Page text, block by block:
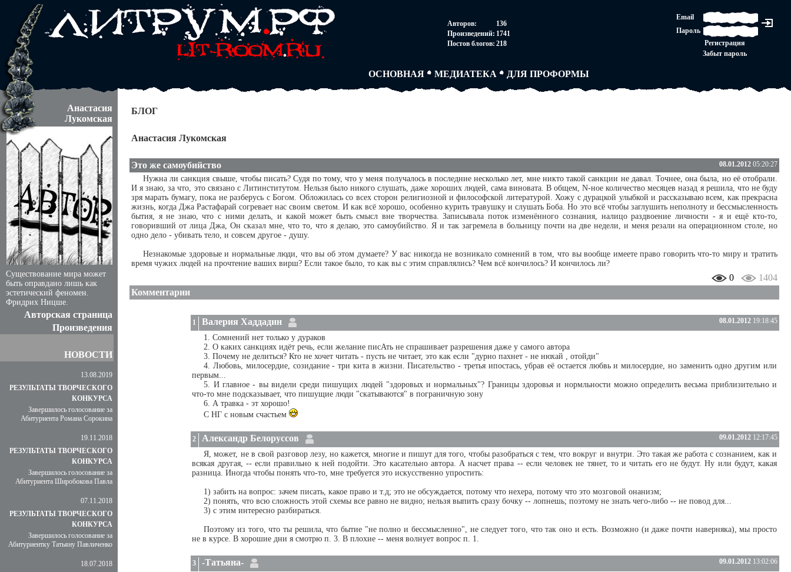
Авторов:
136
Произведений: 1741
Постов блогов: 218
Email
Пароль
Регистрация
Забыт пароль
ОСНОВНАЯ МЕДИАТЕКА
ПАРТНЕРСТВО
ТВОРЧЕСКИЕ ГРУППЫ
ДЛЯ ПРОФОРМЫ
АВТОРСКОЕ ПРАВО
Анастасия
Лукомская
Существование мира может
быть оправдано лишь как
эстетический феномен.
Фридрих Ницше.
Авторская страница
Произведения
НОВОСТИ
13.08.2019
РЕЗУЛЬТАТЫ ТВОРЧЕСКОГО
КОНКУРСА
Завершилось голосование за
Абитуриента Романа Сорокина
19.11.2018
РЕЗУЛЬТАТЫ ТВОРЧЕСКОГО
КОНКУРСА
Завершилось голосование за
Абитуриента Широбокова Павла
07.11.2018
РЕЗУЛЬТАТЫ ТВОРЧЕСКОГО
КОНКУРСА
Завершилось голосование за
Абитуриентку Татьяну Павличенко
18.07.2018
БЛОГ
Анастасия Лукомская
Это же самоубийство 08.01.2012 05:20:27
Нужна ли санкция свыше, чтобы писать? Судя по тому, что у меня получалось в последние несколько лет, мне никто такой санкции не давал. Точнее, она была, но её отобрали.
И я знаю, за что, это связано с Литинститутом. Нельзя было никого слушать, даже хороших людей, сама виновата. В общем, N-ное количество месяцев назад я решила, что не буду
зря марать бумагу, пока не разберусь с Богом. Обложилась со всех сторон религиозной и философской литературой. Хожу с дурацкой улыбкой и рассказываю всем, как прекрасна
жизнь, когда Джа Растафарай согревает нас своим светом. И как всё хорошо, особенно курить травушку и слушать Боба. Но это всё чтобы заглушить неполноту и бессмысленность
бытия, я не знаю, что с ними делать, и какой может быть смысл вне творчества. Записывала поток изменённого сознания, налицо раздвоение личности - я и ещё кто-то,
говоривший от лица Джа, Он сказал мне, что то, что я делаю, это самоубийство. Я и так загремела в больницу почти на две недели, и меня резали на операционном столе, но
одно дело - убивать тело, и совсем другое - душу.
Незнакомые здоровые и нормальные люди, что вы об этом думаете? У вас никогда не возникало сомнений в том, что вы вообще имеете право говорить что-то миру и тратить
время чужих людей на прочтение ваших вирш? Если такое было, то как вы с этим справлялись? Чем всё кончилось? И кончилось ли?
0
1404
Комментарии
1 Валерия Хаддадин 08.01.2012 19:18:45
1. Сомнений нет только у дураков
2. О каких санкциях идёт речь, если желание писАть не спрашивает разрешения даже у самого автора
3. Почему не делиться? Кто не хочет читать - пусть не читает, это как если "дурно пахнет - не нюхай , отойди"
4. Любовь, милосердие, созидание - три кита в жизни. Писательство - третья ипостась, убрав её остается любвь и милосердие, но заменить одно другим или
первым...
5. И главное - вы видели среди пишущих людей "здоровых и нормальных"? Границы здоровья и нормльности можно определить весьма приблизительно и
что-то мне подсказывает, что пишущие люди "скатываются" в пограничную зону
6. А травка - эт хорошо!
С НГ с новым счастьем
2 Александр Белоруссов 09.01.2012 12:17:45
Я, может, не в свой разговор лезу, но кажется, многие и пишут для того, чтобы разобраться с тем, что вокруг и внутри. Это такая же работа с сознанием, как и
всякая другая, -- если правильно к ней подойти. Это касательно автора. А насчет права -- если человек не тянет, то и читать его не будут. Ну или будут, какая
разница. Иногда чтобы понять что-то, мне требуется это искусственно упростить:
1) забить на вопрос: зачем писать, какое право и т.д; это не обсуждается, потому что нехера, потому что это мозговой онанизм;
2) понять, что всю сложность этой схемы все равно не видно; нельзя выпить сразу бочку -- лопнешь; поэтому не знать чего-либо -- не повод для...
3) с этим интересно разбираться.
Поэтому из того, что ты решила, что бытие "не полно и бессмысленно", не следует того, что так оно и есть. Возможно (и даже почти наверняка), мы просто
не в курсе. В хорошие дни я смотрю п. 3. В плохие -- меня волнует вопрос п. 1.
3 -Татьяна- 09.01.2012 13:02:06